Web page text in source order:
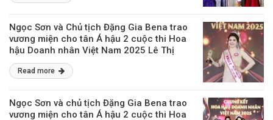
Ngọc Sơn và Chủ tịch Đặng Gia Bena trao
vương miện cho tân Á hậu 2 cuộc thi Hoa
hậu Doanh nhân Việt Nam 2025 Lê Thị
Khánh
Read more
Ngọc Sơn và chủ tịch Đặng Gia Bena trao
vương miện cho tân Á hậu 2 cuộc thi Hoa